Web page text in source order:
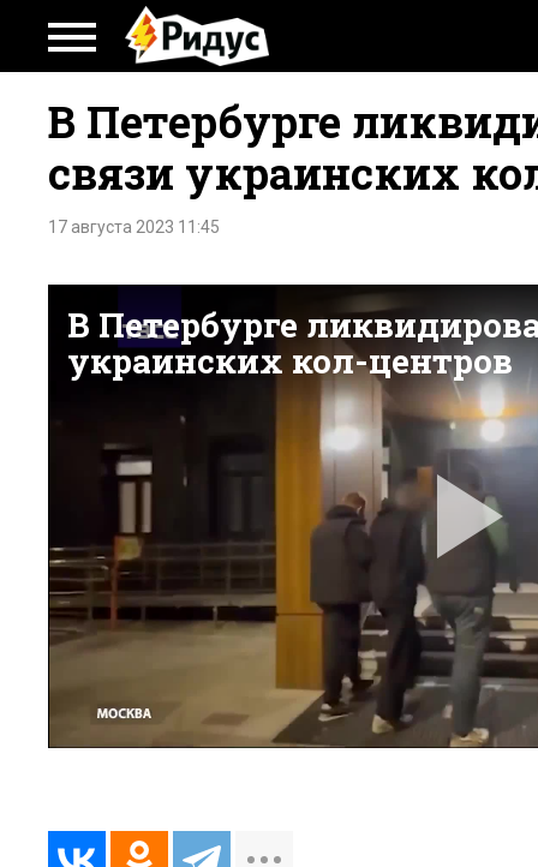
В Петербурге
связи украинских
17 августа 2023 11:45